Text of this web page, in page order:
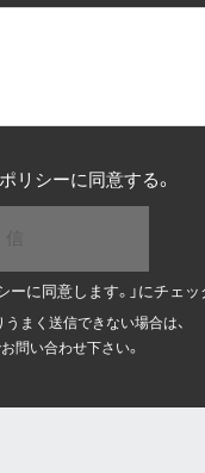
リシーに同意する。
ーに同意します。」にチェッ
まく送信できない場合は、
問い合わせ下さい。